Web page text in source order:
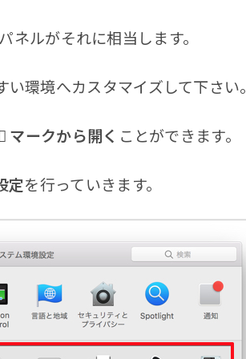
ルがそれに相当します。
環境へカスタマイズして下さい。
マークから開く ことができます。
定を行っていきます。